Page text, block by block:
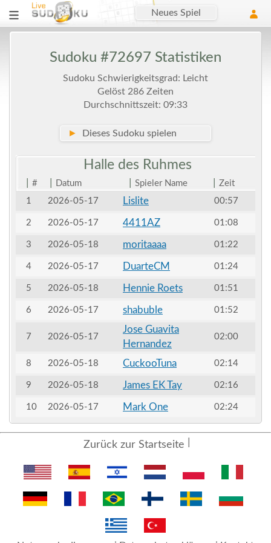
Neues Spiel
Sudoku #72697 Statistiken
Sudoku Schwierigkeitsgrad: Leicht
Gelöst 286 Zeiten
Durchschnittszeit: 09:33
► Dieses Sudoku spielen
Halle des Ruhmes
# Datum Spieler Name
Zeit
1
2026-05-17 Lislite 00:57
2 2026-05-17 4411AZ 01:08
3 2026-05-18 moritaaaa 01:22
4 2026-05-17 DuarteCM 01:24
5 2026-05-18 Hennie Roets 01:51
6 2026-05-17 shabuble 01:52
7 2026-05-17
Jose Guavita
Hernandez
02:00
8 2026-05-18 CuckooTuna 02:14
9 2026-05-18 James EK Tay 02:16
10 2026-05-17 Mark One 02:24
Zurück zur Startseite